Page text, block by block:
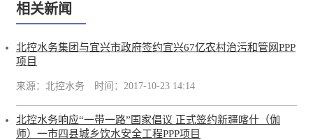
相关新闻
北控水务集团与宜兴市政府签约宜兴67亿农村治污和管网PPP
项目
来源：北控水务 时间：2017-10-23 14:14
北控水务响应“一带一路”国家倡议 正式签约新疆喀什（伽
师）一市四县城乡饮水安全工程PPP项目